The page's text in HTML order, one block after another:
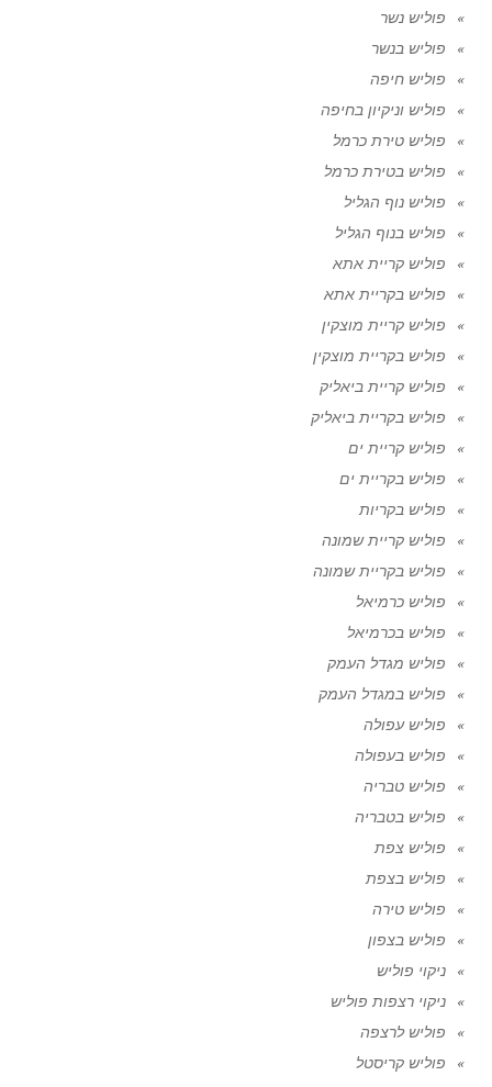
פוליש נשר
פוליש בנשר
פוליש חיפה
פוליש וניקיון בחיפה
פוליש טירת כרמל
פוליש בטירת כרמל
פוליש נוף הגליל
פוליש בנוף הגליל
פוליש קריית אתא
פוליש בקריית אתא
פוליש קריית מוצקין
פוליש בקריית מוצקין
פוליש קריית ביאליק
פוליש בקריית ביאליק
פוליש קריית ים
פוליש בקריית ים
פוליש בקריות
פוליש קריית שמונה
פוליש בקריית שמונה
פוליש כרמיאל
פוליש בכרמיאל
פוליש מגדל העמק
פוליש במגדל העמק
פוליש עפולה
פוליש בעפולה
פוליש טבריה
פוליש בטבריה
פוליש צפת
פוליש בצפת
פוליש טירה
פוליש בצפון
ניקוי פוליש
ניקוי רצפות פוליש
פוליש לרצפה
פוליש קריסטל